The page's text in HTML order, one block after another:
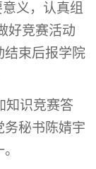
义，认真组
好竞赛活动
结束后报学院
知识竞赛答
务秘书陈婧宇